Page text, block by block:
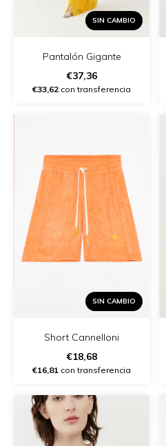
SIN CAMBIO
Pantalón Gigante
€37,36
€33,62 con transferencia
SIN CAMBIO
Short Cannelloni
€18,68
€16,81 con transferencia